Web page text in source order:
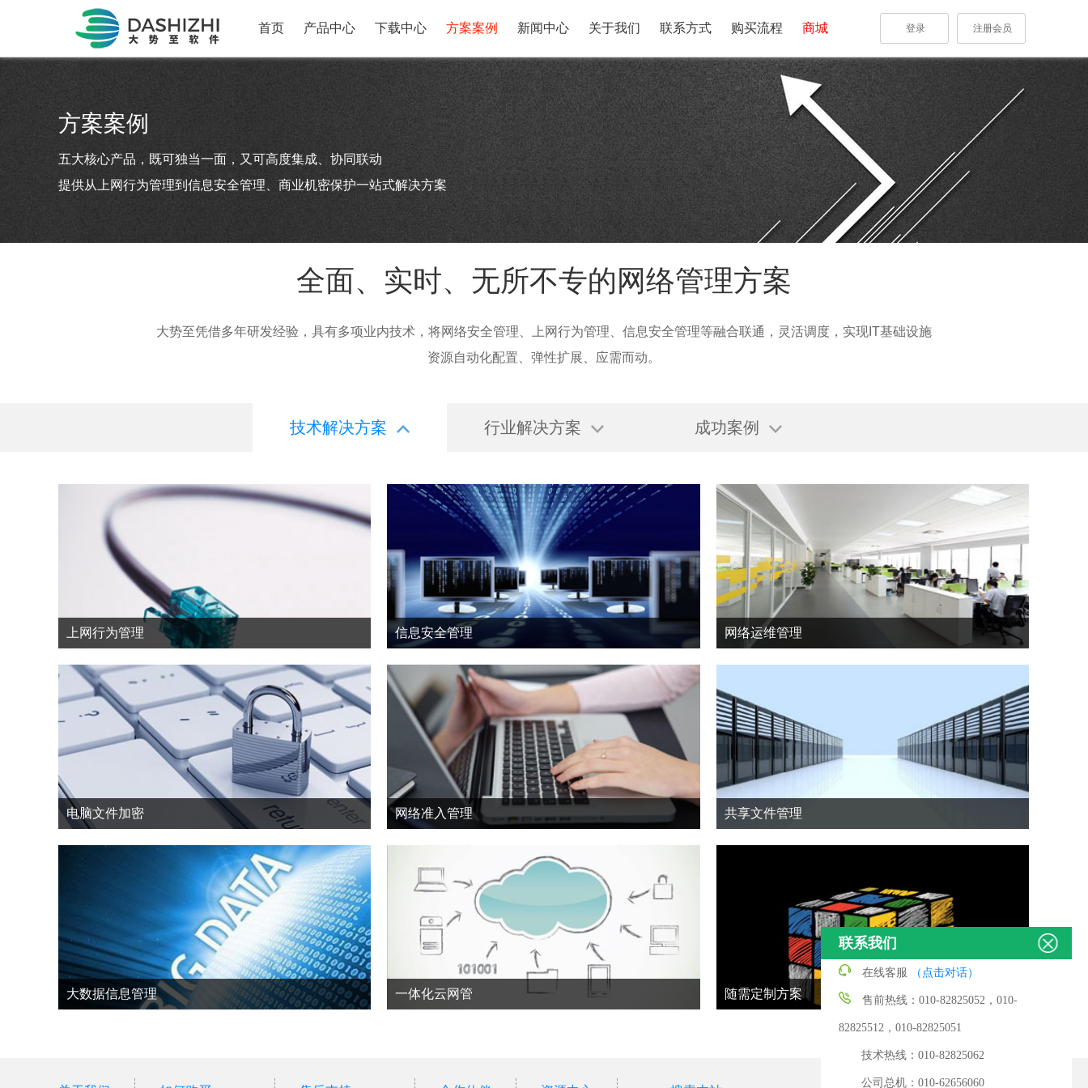
首页 产品中心 下载中心 方案案例 新闻中心 关于我们 联系方式 购买流程 商城 登录 注册会员
方案案例
五大核心产品，既可独当一面，又可高度集成、协同联动
提供从上网行为管理到信息安全管理、商业机密保护一站式解决方案
全面、实时、无所不专的网络管理方案
大势至凭借多年研发经验，具有多项业内技术，将网络安全管理、上网行为管理、信息安全管理等融合联通，灵活调度，实现IT基础设施
资源自动化配置、弹性扩展、应需而动。
技术解决方案 行业解决方案 成功案例
上网行为管理 信息安全管理 网络运维管理
电脑文件加密 网络准入管理 共享文件管理
大数据信息管理 一体化云网管 随需定制方案
联系我们
在线客服 （点击对话）
售前热线：010-82825052，010-
82825512，010-82825051
技术热线：010-82825062
公司总机：010-62656060